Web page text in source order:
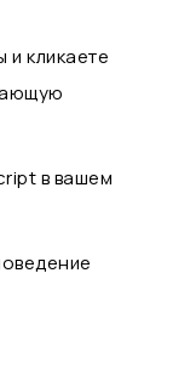
кликаете
в вашем